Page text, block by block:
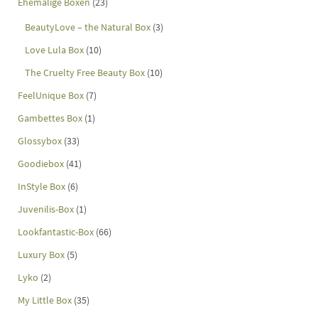
BeautyLove – the Natural Box (3)
Love Lula Box (10)
The Cruelty Free Beauty Box (10)
FeelUnique Box (7)
Gambettes Box (1)
Glossybox (33)
Goodiebox (41)
InStyle Box (6)
Juvenilis-Box (1)
Lookfantastic-Box (66)
Luxury Box (5)
Lyko (2)
My Little Box (35)